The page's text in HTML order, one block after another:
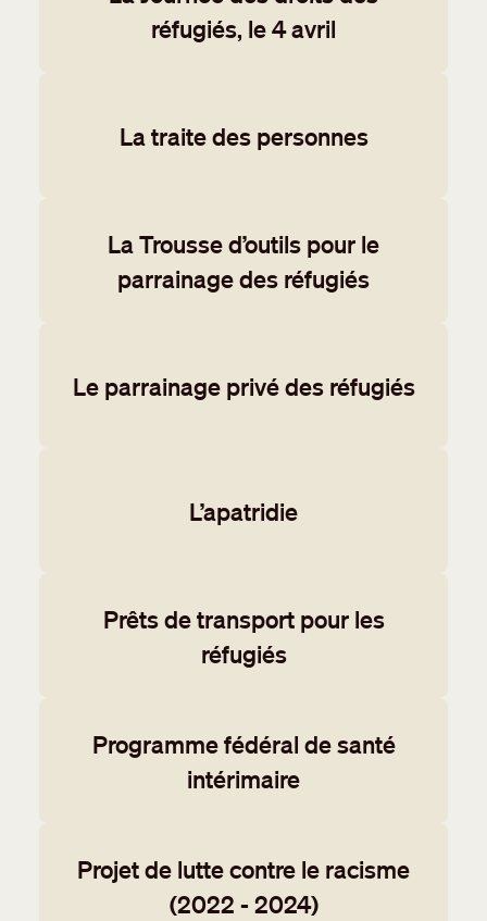
réfugiés, le 4 avril
La traite des personnes
La Trousse d’outils pour le
parrainage des réfugiés
Le parrainage privé des réfugiés
L’apatridie
Prêts de transport pour les
réfugiés
Programme fédéral de santé
intérimaire
Projet de lutte contre le racisme
(2022 - 2024)